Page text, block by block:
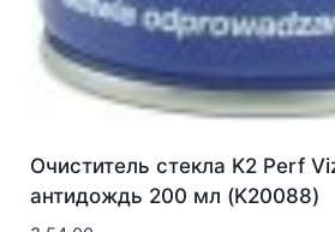
Очиститель стекла K2 Perf
антидождь 200 мл (K20088)